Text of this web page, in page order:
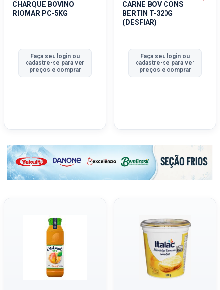
CHARQUE BOVINO
RIOMAR PC-5KG
Faça seu login ou
cadastre-se para ver
preços e comprar
CARNE BOV CONS
BERTIN T-320G
(DESFIAR)
Faça seu login ou
cadastre-se para ver
preços e comprar